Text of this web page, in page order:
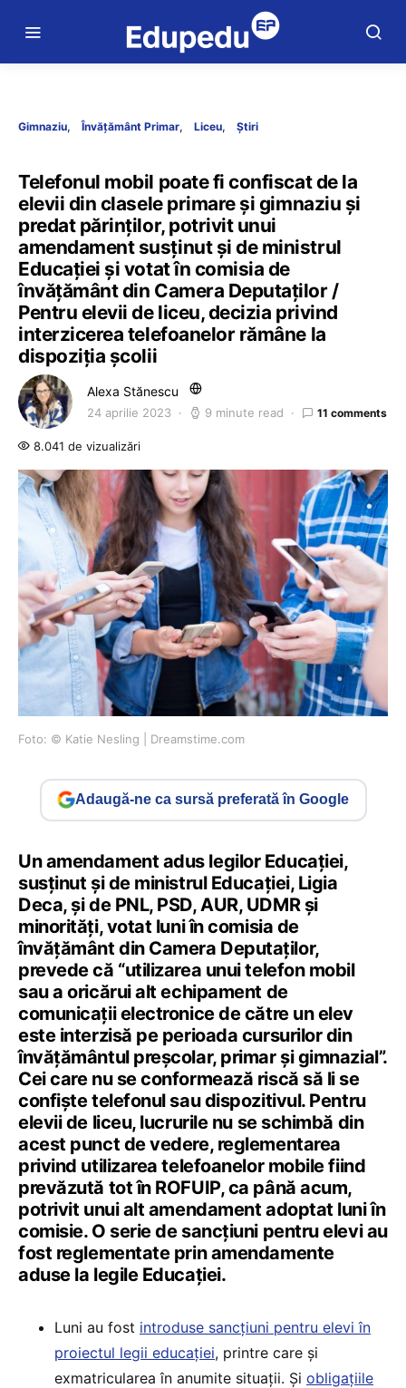
Gimnaziu Învățământ Primar Liceu Știri
Telefonul mobil poate fi confiscat de la
elevii din clasele primare și gimnaziu și
predat părinților, potrivit unui
amendament susținut și de ministrul
Educației și votat în comisia de
învățământ din Camera Deputaților /
Pentru elevii de liceu, decizia privind
interzicerea telefoanelor rămâne la
dispoziția școlii
Alexa Stănescu
24 aprilie 2023 9 minute read 11 comments
8.041 de vizualizări
Foto: © Katie Nesling | Dreamstime.com
Adaugă-ne ca sursă preferată în Google
Un amendament adus legilor Educației,
susținut și de ministrul Educației, Ligia
Deca, și de PNL, PSD, AUR, UDMR și
minorități, votat luni în comisia de
învățământ din Camera Deputaților,
prevede că “utilizarea unui telefon mobil
sau a oricărui alt echipament de
comunicații electronice de către un elev
este interzisă pe perioada cursurilor din
învățământul preșcolar, primar și gimnazial”.
Cei care nu se conformează riscă să li se
confiște telefonul sau dispozitivul. Pentru
elevii de liceu, lucrurile nu se schimbă din
acest punct de vedere, reglementarea
privind utilizarea telefoanelor mobile fiind
prevăzută tot în ROFUIP, ca până acum,
potrivit unui alt amendament adoptat luni în
comisie. O serie de sancțiuni pentru elevi au
fost reglementate prin amendamente
aduse la legile Educației.
Luni au fost introduse sancțiuni pentru elevi în
proiectul legii educației, printre care și
exmatricularea în anumite situații. Și obligațiile